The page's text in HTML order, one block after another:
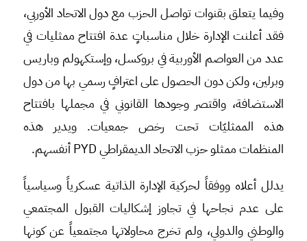
وفيما يتعلق بقنوات تواصل الحزب مع دول الاتحاد الأوربي،
فقد أعلنت الإدارة خلال مناسباتٍ عدة افتتاح ممثليات في
عدد من العواصم الأوربية في بروكسل، وإستكهولم وباريس
وبرلين، ولكن دون الحصول على اعترافٍ رسمي بها من دول
الاستضافة، واقتصر وجودها القانوني في مجملها بافتتاح
هذه الممثليّات تحت رخص جمعيات. ويدير هذه
المنظمات ممثلو حزب الاتحاد الديمقراطي PYD أنفسهم.
يدلل أعلاه ووفقاً لحركية الإدارة الذاتية عسكرياً وسياسياً
على عدم نجاحها في تجاوز إشكاليات القبول المجتمعي
والوطني والدولي، ولم تخرج محاولاتها مجتمعياً عن كونها